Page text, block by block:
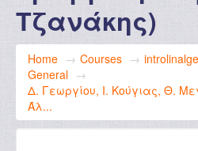
Τζανάκης)
Home → Courses →
General →
Δ. Γεωργίου, Ι. Κούγιας, Θ.
Άλ...